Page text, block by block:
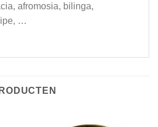
afromosia, bilinga,
ipe, …